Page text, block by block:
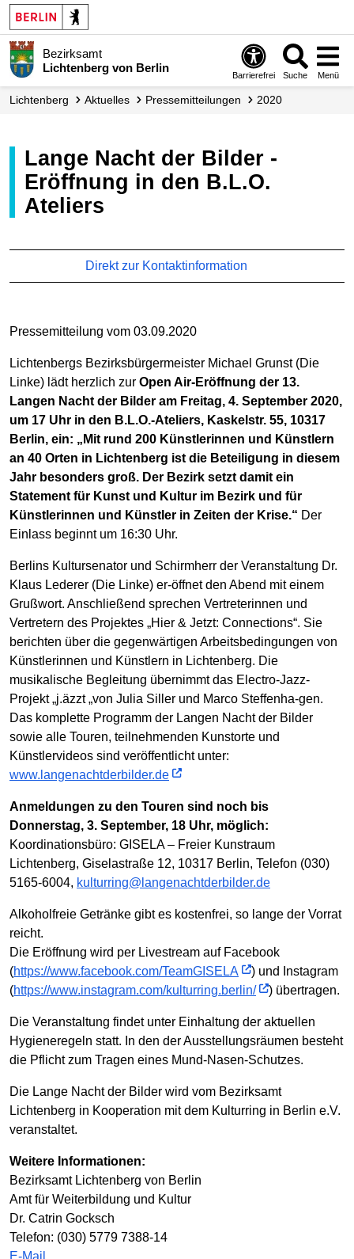
Bezirksamt
Lichtenberg von Berlin
Barrierefrei Suche Menü
Lichtenberg Aktuelles Presse­mitteilungen 2020
Lange Nacht der Bilder -
Eröffnung in den B.L.O.
Ateliers
Direkt zur Kontaktinformation
Pressemitteilung vom 03.09.2020
Lichtenbergs Bezirksbürgermeister Michael Grunst (Die
Linke) lädt herzlich zur Open Air-Eröffnung der 13.
Langen Nacht der Bilder am Freitag, 4. September 2020,
um 17 Uhr in den B.L.O.-Ateliers, Kaskelstr. 55, 10317
Berlin, ein: „Mit rund 200 Künstlerinnen und Künstlern
an 40 Orten in Lichtenberg ist die Beteiligung in diesem
Jahr besonders groß. Der Bezirk setzt damit ein
Statement für Kunst und Kultur im Bezirk und für
Künstlerinnen und Künstler in Zeiten der Krise.“ Der
Einlass beginnt um 16:30 Uhr.
Berlins Kultursenator und Schirmherr der Veranstaltung Dr.
Klaus Lederer (Die Linke) er-öffnet den Abend mit einem
Grußwort. Anschließend sprechen Vertreterinnen und
Vertretern des Projektes „Hier & Jetzt: Connections“. Sie
berichten über die gegenwärtigen Arbeitsbedingungen von
Künstlerinnen und Künstlern in Lichtenberg. Die
musikalische Begleitung übernimmt das Electro-Jazz-
Projekt „j.äzzt „von Julia Siller und Marco Steffenha-gen.
Das komplette Programm der Langen Nacht der Bilder
sowie alle Touren, teilnehmenden Kunstorte und
Künstlervideos sind veröffentlicht unter:
www.langenachtderbilder.de
Anmeldungen zu den Touren sind noch bis
Donnerstag, 3. September, 18 Uhr, möglich:
Koordinationsbüro: GISELA – Freier Kunstraum
Lichtenberg, Giselastraße 12, 10317 Berlin, Telefon (030)
5165-6004, kulturring@langenachtderbilder.de
Alkoholfreie Getränke gibt es kostenfrei, so lange der Vorrat
reicht.
Die Eröffnung wird per Livestream auf Facebook
(https://www.facebook.com/TeamGISELA
) und Instagram
(https://www.instagram.com/kulturring.berlin/ ) übertragen.
Die Veranstaltung findet unter Einhaltung der aktuellen
Hygieneregeln statt. In den der Ausstellungsräumen besteht
die Pflicht zum Tragen eines Mund-Nasen-Schutzes.
Die Lange Nacht der Bilder wird vom Bezirksamt
Lichtenberg in Kooperation mit dem Kulturring in Berlin e.V.
veranstaltet.
Weitere Informationen:
Bezirksamt Lichtenberg von Berlin
Amt für Weiterbildung und Kultur
Dr. Catrin Gocksch
Telefon: (030) 5779 7388-14
E-Mail